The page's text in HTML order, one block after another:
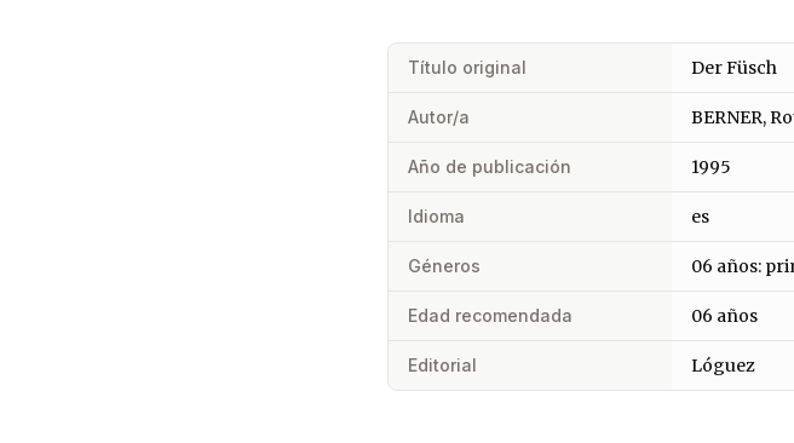
Título original Der Füsch
Autor/a BERNER,
Año de publicación 1995
Idioma es
Géneros 06 años:
Edad recomendada 06 años
Editorial Lóguez